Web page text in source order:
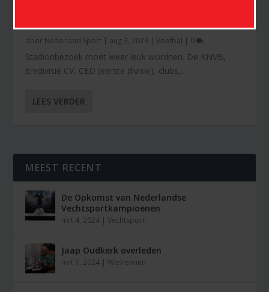
door Nederland Sport | aug 3, 2023 |Voetbal | 0
Stadionbezoek moet weer leuk wordnen. De KNVB,
Eredivisie CV, CED (eerste divisie), clubs,...
LEES VERDER
MEEST RECENT
De Opkomst van Nederlandse
Vechtsportkampioenen
mrt 4, 2024 |Vechtsport
Jaap Oudkerk overleden
mrt 1, 2024 | Wielrennen